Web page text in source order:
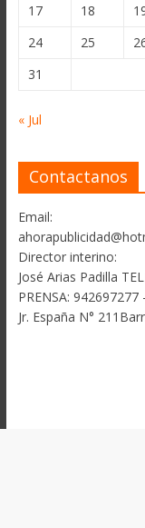
17
18
24
25
31
« Jul
Contactanos
Email:
Director interino:
José Arias Padilla
PRENSA:
Jr. España N°